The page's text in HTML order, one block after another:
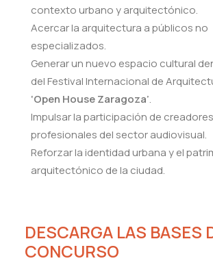
contexto urbano y arquitectónico.
Acercar la arquitectura a públicos no
especializados.
Generar un nuevo espacio cultural
del Festival Internacional de
‘Open House Zaragoza’.
Impulsar la participación de
profesionales del sector audiovisual.
Reforzar la identidad urbana y el
arquitectónico de la ciudad.
DESCARGA LAS BASES
CONCURSO